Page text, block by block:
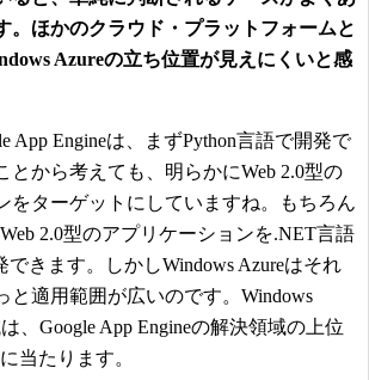
。ほかのクラウド・プラットフォームと
Azureの立ち位置が見えにくいと感
App Engineは、まずPython言語で開発で
とから考えても、明らかにWeb 2.0型の
をターゲットにしていますね。もちろん
2.0型のアプリケーションを.NET言語
できます。しかしWindows Azureはそれ
と適用範囲が広いのです。Windows
、Google App Engineの解決領域の上位
当たります。